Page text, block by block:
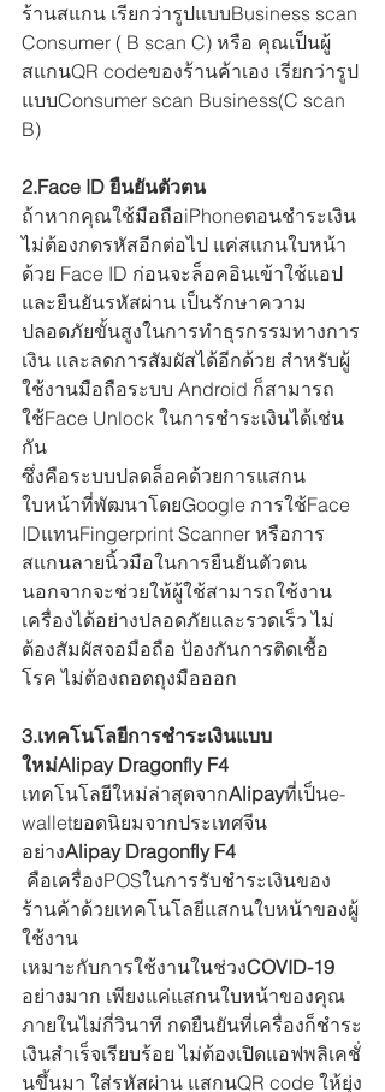
ร้านสแกน เรียกว่ารูปแบบBusiness scan
Consumer ( B scan C) หรือ คุณเป็นผู้
สแกนQR codeของร้านค้าเอง เรียกว่ารูป
แบบConsumer scan Business(C scan
B)
2.Face ID ยืนยันตัวตน
ถ้าหากคุณใช้มือถือiPhoneตอนชำระเงิน
ไม่ต้องกดรหัสอีกต่อไป แค่สแกนใบหน้า
ด้วย Face ID ก่อนจะล็อคอินเข้าใช้แอป
และยืนยันรหัสผ่าน เป็นรักษาความ
ปลอดภัยขั้นสูงในการทำธุรกรรมทางการ
เงิน และลดการสัมผัสได้อีกด้วย สำหรับผู้
ใช้งานมือถือระบบ Android ก็สามารถ
ใช้Face Unlock ในการชำระเงินได้เช่น
กัน
ซึ่งคือระบบปลดล็อคด้วยการแสกน
ใบหน้าที่พัฒนาโดยGoogle การใช้Face
IDแทนFingerprint Scanner หรือการ
สแกนลายนิ้วมือในการยืนยันตัวตน
นอกจากจะช่วยให้ผู้ใช้สามารถใช้งาน
เครื่องได้อย่างปลอดภัยและรวดเร็ว ไม่
ต้องสัมผัสจอมือถือ ป้องกันการติดเชื้อ
โรค ไม่ต้องถอดถุงมือออก
3.เทคโนโลยีการชำระเงินแบบ
ใหม่Alipay Dragonfly F4
เทคโนโลยีใหม่ล่าสุดจากAlipayที่เป็นe-
walletยอดนิยมจากประเทศจีน
อย่างAlipay Dragonfly F4
ร้านค้าด้วยเทคโนโลยีแสกนใบหน้าของผู้
ใช้งาน
เหมาะกับการใช้งานในช่วงCOVID-19
อย่างมาก เพียงแค่แสกนใบหน้าของคุณ
ภายในไม่กี่วินาที กดยืนยันที่เครื่องก็ชำระ
เงินสำเร็จเรียบร้อย ไม่ต้องเปิดแอฟพลิเคชั่
นขึ้นมา ใส่รหัสผ่าน แสกนQR code ให้ยุ่ง